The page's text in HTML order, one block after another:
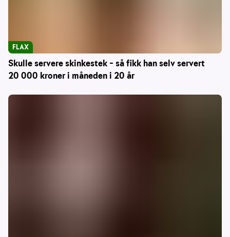
Skulle servere skinkestek – så fikk han selv servert
20 000 kroner i måneden i 20 år
FLAX